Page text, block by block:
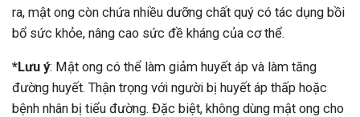
ra, mật ong còn chứa nhiều dưỡng chất quý có tác dụng bồi
bổ sức khỏe, nâng cao sức đề kháng của cơ thể.
*Lưu ý: Mật ong có thể làm giảm huyết áp và làm tăng
đường huyết. Thận trọng với người bị huyết áp thấp hoặc
bệnh nhân bị tiểu đường. Đặc biệt, không dùng mật ong cho